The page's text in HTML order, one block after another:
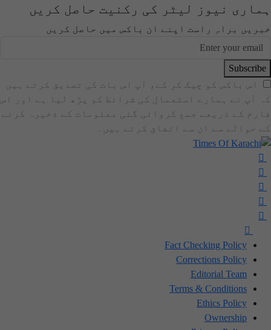
ہماری نیوز لیٹر کی رکنیت حاصل کریں
خبریں براہِ راست اپنے ان باکس میں حاصل کریں
Subscribe
اس باکس کو چیک کر کے، آپ اس بات کی تصدیق کرتے ہیں
کہ آپ نے ہمارے استعمال کی شرائط کو پڑھ لیا ہے اور اس
فارم کے ذریعے جمع کروائی گئی معلومات کے ذخیرہ کرنے
کے حوالے سے ان سے اتفاق کرتے ہیں۔
Fact Checking Policy
Corrections Policy
Editorial Team
Terms & Conditions
Ethics Policy
Ownership